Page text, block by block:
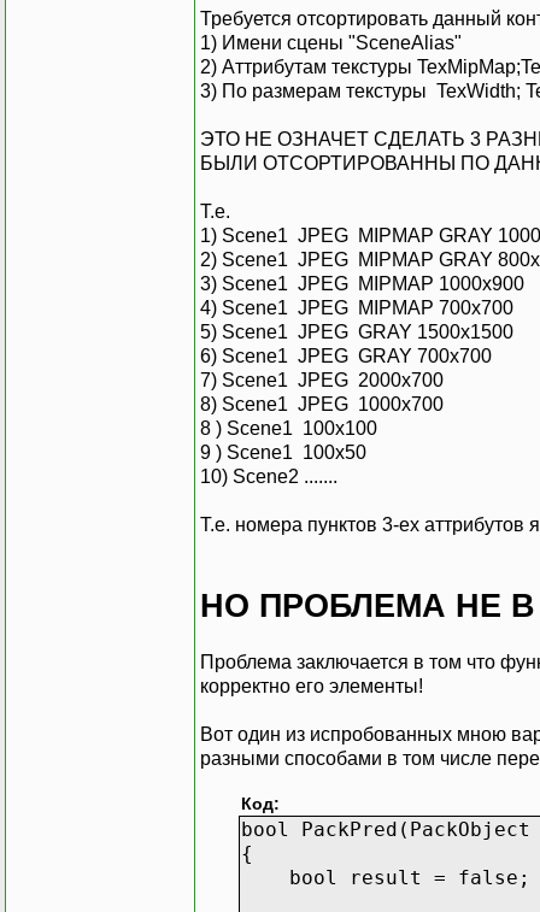
Требуется отсортировать данный
1) Имени сцены "SceneAlias"
2) Аттрибутам текстуры
3) По размерам текстуры TexWidth;
ЭТО НЕ ОЗНАЧЕТ СДЕЛАТЬ 3
БЫЛИ ОТСОРТИРОВАННЫ ПО
Т.е.
1) Scene1 JPEG MIPMAP GRAY
2) Scene1 JPEG MIPMAP GRAY
3) Scene1 JPEG MIPMAP 1000x900
4) Scene1 JPEG MIPMAP 700x700
5) Scene1 JPEG GRAY 1500x1500
6) Scene1 JPEG GRAY 700x700
7) Scene1 JPEG 2000x700
8) Scene1 JPEG 1000x700
8 ) Scene1 100x100
9 ) Scene1 100x50
10) Scene2 .......
Т.е. номера пунктов 3-ех
НО ПРОБЛЕМА НЕ
Проблема заключается в том что
корректно его элементы!
Вот один из испробованных мною
разными способами в том числе
Код:
bool
{
bool result = false;